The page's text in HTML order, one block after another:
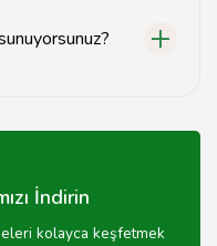
İndirin
kolayca keşfetmek